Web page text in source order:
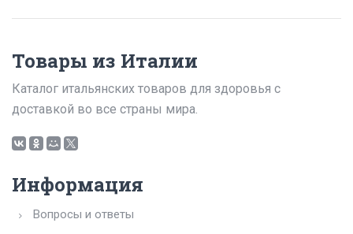
Товары из Италии
Каталог итальянских товаров для здоровья с
доставкой во все страны мира.
Информация
Вопросы и ответы